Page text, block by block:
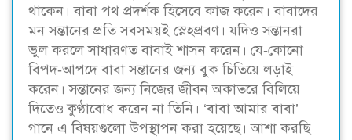
থাকেন। বাবা পথ প্রদর্শক হিসেবে কাজ করেন। বাবাদের
মন সন্তানের প্রতি সবসময়ই স্নেহপ্রবণ। যদিও সন্তানরা
ভুল করলে সাধারণত বাবাই শাসন করেন। যে-কোনো
বিপদ-আপদে বাবা সন্তানের জন্য বুক চিতিয়ে লড়াই
করেন। সন্তানের জন্য নিজের জীবন অকাতরে বিলিয়ে
দিতেও কুণ্ঠাবোধ করেন না তিনি। ‘বাবা আমার বাবা’
গানে এ বিষয়গুলো উপস্থাপন করা হয়েছে। আশা করছি